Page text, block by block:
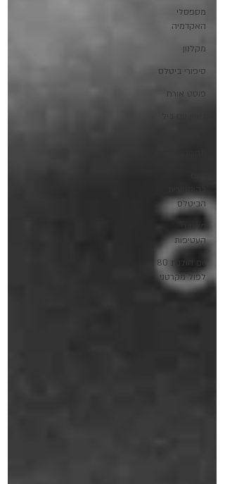
מספסלי
האקדמיה
מקלנון
סיפורי ביטלס
פוסט אורח
הביטלס
העטיפות
יום הולדת 80
לפול מקרטני